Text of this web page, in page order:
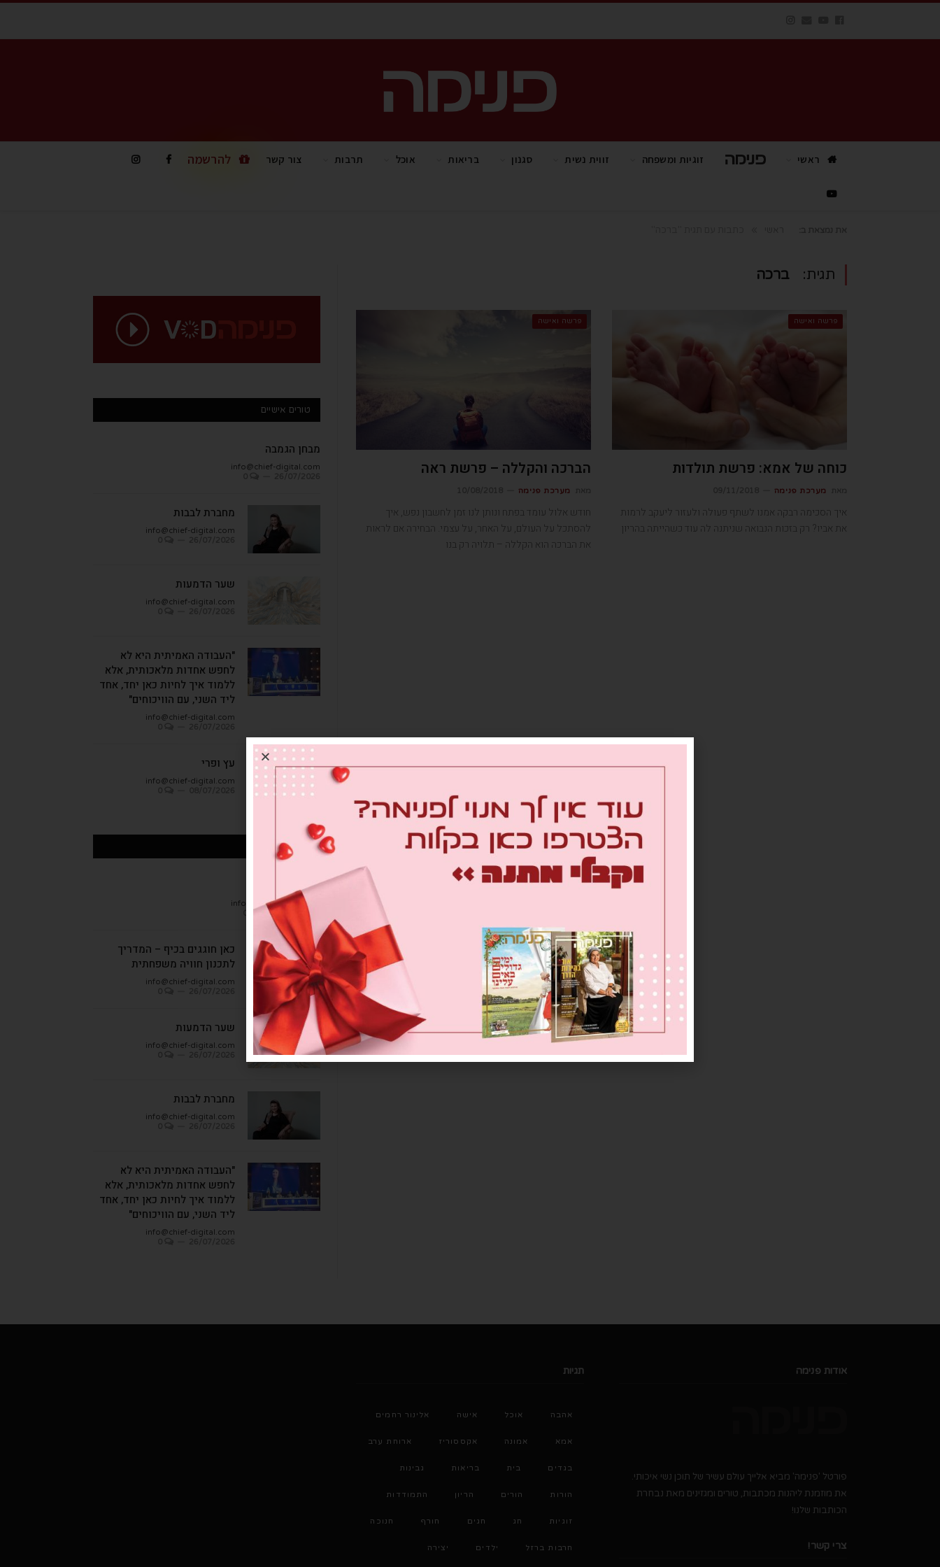
ראשי פנימה TV זוגיות ומשפחה זווית נשית סגנון בריאות אוכל תרבות צור קשר להרשמה
תגית: ברכה
פרשה ואישה
כוחה של אמא: פרשת תולדות
מערכת פנימה
איך הסכימה רבקה אמנו לשתף פעולה ולעזור ליעקב לרמות
את אביו? רק בזכות הנבואה שניתנה לה עוד כשהייתה בהריון
פרשה ואישה
הברכה והקללה – פרשת ראה
מערכת פנימה
חודש אלול עומד בפתח ונותן לנו זמן לחשבון נפש, איך
להסתכל על העולם, על האחר, על עצמי. הבחירה אם לראות
את הברכה הוא הקללה – תלויה רק בנו
טורים אישיים
מבחן הגמבה
info@chief-digital.com
מחברת לבבות
info@chief-digital.com
שער הדמעות
info@chief-digital.com
"העבודה האמיתית היא לא
לחפש אחדות מלאכותית, אלא
ללמוד איך לחיות כאן יחד, אחד
ליד השני, עם הוויכוחים"
info@chief-digital.com
עץ ופרי
info@chief-digital.com
כתבות אחרונות
מבחן הגמבה
info@chief-digital.com
26/07/2026
כאן חוגגים בכיף – המדריך
לתכנון חוויה משפחתית
info@chief-digital.com
שער הדמעות
info@chief-digital.com
מחברת לבבות
info@chief-digital.com
"העבודה האמיתית היא לא
לחפש אחדות מלאכותית, אלא
ללמוד איך לחיות כאן יחד, אחד
ליד השני, עם הוויכוחים"
info@chief-digital.com
אודות פנימה
פורטל 'פנימה' מביא אלייך עולם עשיר של תוכן נשי איכותי.
את מוזמנת ליהנות מכתבות, טורים ומגזינים מאת נבחרת
הכותבות שלנו!
צרי קשר!
תגיות
אהבה אוכל אישה אלינור רחמים
אמא אמונה אקססוריז ארוחת ערב
בגדים בית בריאות גבינות
הורות הורים הריון התמודדות
זוגיות חג חגים חורף חנוכה
חרבות ברזל ילדים יצירה